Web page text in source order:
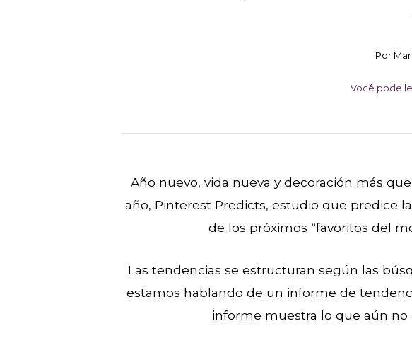
Por
Você pode
Año nuevo, vida nueva y decoración más
año, Pinterest Predicts, estudio que predice
de los próximos “favoritos del
Las tendencias se estructuran según las
estamos hablando de un informe de
informe muestra lo que aún no